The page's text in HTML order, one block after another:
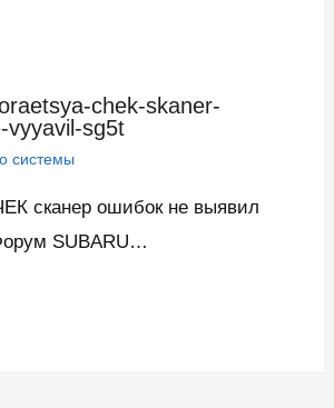
chek-skaner-
vyyavil-sg5t
системы
сканер ошибок не выявил
SUBARU…